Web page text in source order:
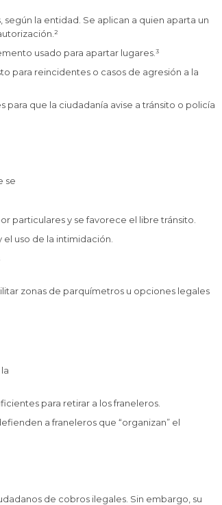
la entidad. Se aplican a quien aparta un
usado para apartar lugares.³
para reincidentes o casos de agresión a la
que la ciudadanía avise a tránsito o policía
se
particulares y se favorece el libre tránsito.
uso de la intimidación.
zonas de parquímetros u opciones legales
para retirar a los franeleros.
a franeleros que “organizan” el
de cobros ilegales. Sin embargo, su